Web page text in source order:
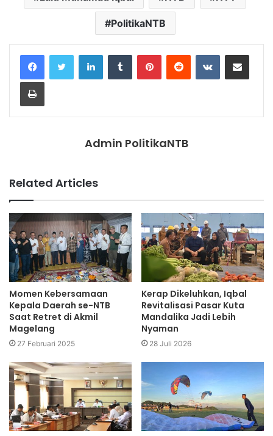
PolitikaNTB
LinkedInTumblr PinterestReddit VKontakteShare via Email
Print
Admin PolitikaNTB
Related Articles
Momen Kebersamaan
Kepala Daerah se-NTB
Saat Retret di Akmil
Magelang
27 Februari 2025
Kerap Dikeluhkan, Iqbal
Revitalisasi Pasar Kuta
Mandalika Jadi Lebih
Nyaman
28 Juli 2026